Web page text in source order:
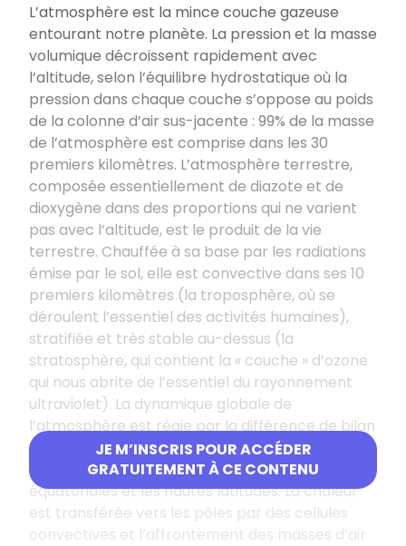
JE M’INSCRIS POUR ACCÉDER
GRATUITEMENT À CE CONTENU
L’atmosphère est la mince couche gazeuse
entourant notre planète. La pression et la masse
volumique décroissent rapidement avec
l’altitude, selon l’équilibre hydrostatique où la
pression dans chaque couche s’oppose au poids
de la colonne d’air sus-jacente : 99% de la masse
de l’atmosphère est comprise dans les 30
premiers kilomètres. L’atmosphère terrestre,
composée essentiellement de diazote et de
dioxygène dans des proportions qui ne varient
pas avec l’altitude, est le produit de la vie
terrestre. Chauffée à sa base par les radiations
émise par le sol, elle est convective dans ses 10
premiers kilomètres (la troposphère, où se
déroulent l’essentiel des activités humaines),
stratifiée et très stable au-dessus (la
stratosphère, qui contient la « couche » d’ozone
qui nous abrite de l’essentiel du rayonnement
ultraviolet). La dynamique globale de
l’atmosphère est régie par la différence de bilan
radiatif (radiations reçues – radiations
rayonnées sous forme d’IR) entre les régions
équatoriales et les hautes latitudes. La chaleur
est transférée vers les pôles par des cellules
convectives et l’affrontement des masses d’air